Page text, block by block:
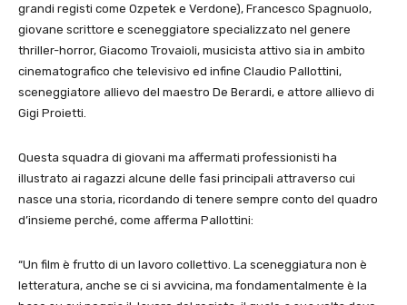
grandi registi come Ozpetek e Verdone), Francesco Spagnuolo,
giovane scrittore e sceneggiatore specializzato nel genere
thriller-horror, Giacomo Trovaioli, musicista attivo sia in ambito
cinematografico che televisivo ed infine Claudio Pallottini,
sceneggiatore allievo del maestro De Berardi, e attore allievo di
Gigi Proietti.
Questa squadra di giovani ma affermati professionisti ha
illustrato ai ragazzi alcune delle fasi principali attraverso cui
nasce una storia, ricordando di tenere sempre conto del quadro
d’insieme perché, come afferma Pallottini:
“Un film è frutto di un lavoro collettivo. La sceneggiatura non è
letteratura, anche se ci si avvicina, ma fondamentalmente è la